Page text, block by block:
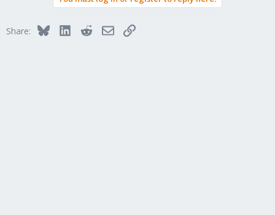
Share: BlueskyLinkedInRedditEmailLink